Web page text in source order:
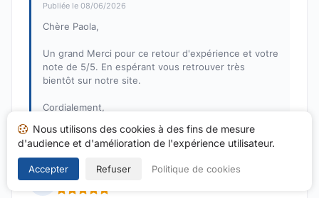
Publiée le 08/06/2026
Chère Paola,
Un grand Merci pour ce retour d'expérience et votre
note de 5/5. En espérant vous retrouver très
bientôt sur notre site.
Cordialement,
A
Alexi P.
Note : 5 sur 5
Nous utilisons des cookies à des fins de mesure
d'audience et d'amélioration de l'expérience utilisateur.
Accepter Refuser Politique de cookies